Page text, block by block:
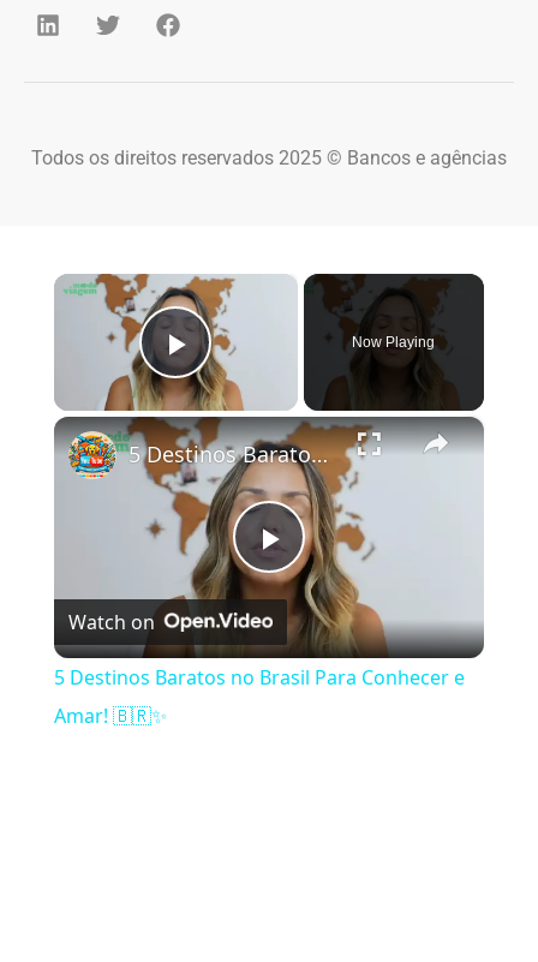
Todos os direitos reservados 2025 © Bancos e agências
×
Play Video
Now Playing
×
Play Video
5 Destinos Baratos no Brasil Para Conhecer e Amar! 🇧🇷✨
Watch on
5 Destinos Baratos no Brasil Para Conhecer e
Amar! 🇧🇷✨